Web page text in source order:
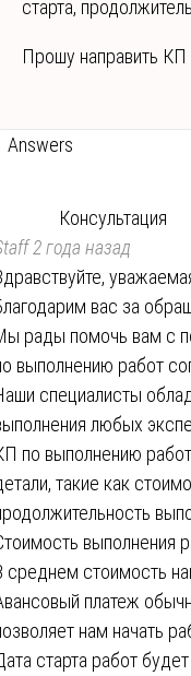
старта,
Прошу направить
Answers
Консультация
2 года назад
вас за
рады помочь вам с
выполнению работ
специалисты
любых
по выполнению
такие как
выполнения
среднем стоимость
платеж
нам начать
старта работ